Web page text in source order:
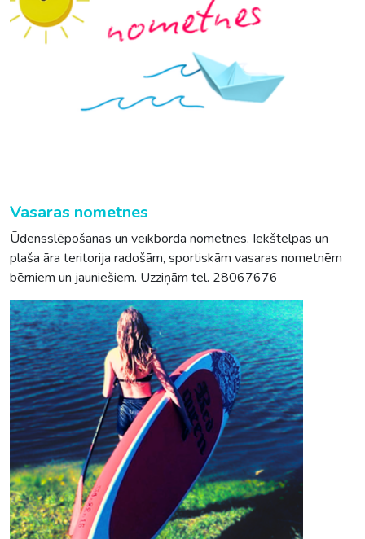
Vasaras nometnes
Ūdensslēpošanas un veikborda nometnes. Iekštelpas un
plaša āra teritorija radošām, sportiskām vasaras nometnēm
bērniem un jauniešiem. Uzziņām tel. 28067676